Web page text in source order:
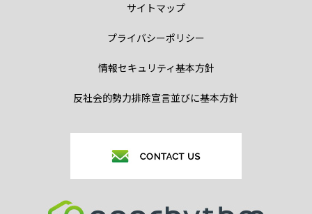
サイトマップ
プライバシーポリシー
情報セキュリティ基本方針
反社会的勢力排除宣言並びに基本方針